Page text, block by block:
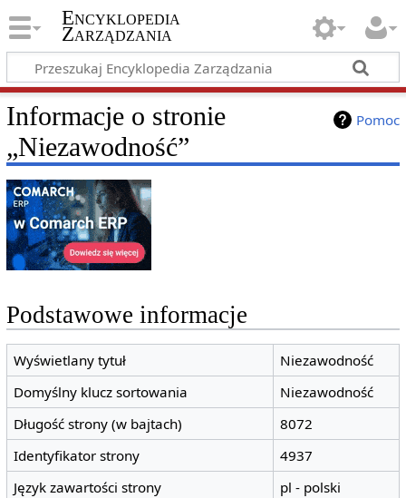
Encyklopedia
Zarządzania
Pomoc
Informacje o stronie
„Niezawodność”
Podstawowe informacje
Wyświetlany tytuł
Niezawodność
Domyślny klucz sortowania
Niezawodność
Długość strony (w bajtach)
8072
Identyfikator strony
4937
Język zawartości strony
pl - polski